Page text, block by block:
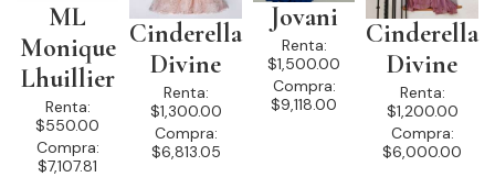
ML
Monique
Lhuillier
Renta:
$550.00
Compra:
$7,107.81
Cinderella
Divine
Renta:
$1,300.00
Compra:
$6,813.05
Jovani
Renta:
$1,500.00
Compra:
$9,118.00
Cinderella
Divine
Renta:
$1,200.00
Compra:
$6,000.00